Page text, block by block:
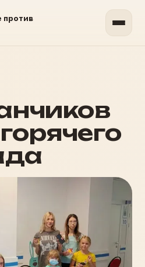
против